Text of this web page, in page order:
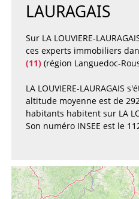
LAURAGAIS
Sur LA LOUVIERE-
ces experts immobiliers
(11)(région Languedoc-
LA LOUVIERE-LAURAGAIS
altitude moyenne est de
habitants habitent sur LA
Son numéro INSEE est le